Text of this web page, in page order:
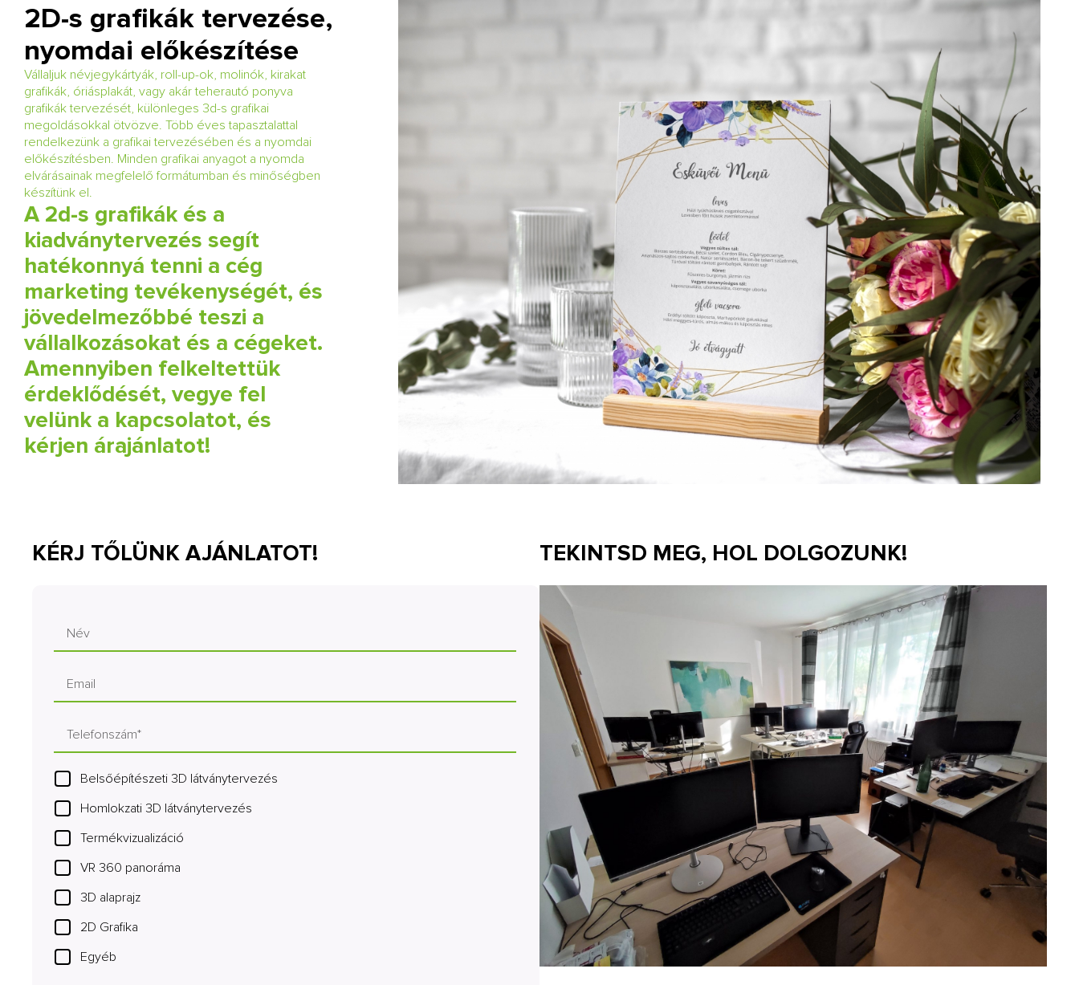
2D-s grafikák tervezése,
nyomdai előkészítés e
Vállaljuk névjegykártyák, roll-up-ok, molinók, kirakat
grafikák, óriásplakát, vagy akár teherautó ponyva
grafikák tervezését, különleges 3d-s grafikai
megoldásokkal ötvözve. Több éves tapasztalattal
rendelkezünk a grafikai tervezésében és a nyomdai
előkészítésben. Minden grafikai anyagot a nyomda
elvárásainak megfelelő formátumban és minőségben
készítünk el.
A 2d-s grafikák és a
kiadványtervezés segít
hatékonnyá tenni a cég
marketing tevékenységét, és
jövedelmezőbbé teszi a
vállalkozásokat és a cégeket.
Amennyiben felkeltettük
érdeklődését, vegye fel
velünk a kapcsolatot, és
kérjen árajánlatot!
KÉRJ TŐLÜNK AJÁNLATOT!
Belsőépítészeti 3D látványtervezés
Homlokzati 3D látványtervezés
Termékvizualizáció
VR 360 panoráma
3D alaprajz
2D Grafika
Egyéb
TEKINTSD MEG, HOL DOLGOZUNK!